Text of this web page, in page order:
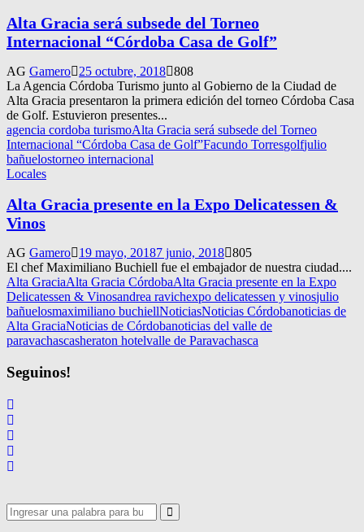
Alta Gracia será subsede del Torneo
Internacional “Córdoba Casa de Golf”
AG Gamero 25 octubre, 2018 808
La Agencia Córdoba Turismo junto al Gobierno de la Ciudad de
Alta Gracia presentaron la primera edición del torneo Córdoba Casa
de Golf. Estuvieron presentes...
agencia cordoba turismoAlta Gracia será subsede del Torneo
Internacional “Córdoba Casa de Golf”Facundo Torresgolfjulio
bañuelostorneo internacional
Locales
Alta Gracia presente en la Expo Delicatessen &
Vinos
AG Gamero 19 mayo, 20187 junio, 2018 805
El chef Maximiliano Buchiell fue el embajador de nuestra ciudad....
Alta GraciaAlta Gracia CórdobaAlta Gracia presente en la Expo
Delicatessen & Vinosandrea ravichexpo delicatessen y vinosjulio
bañuelosmaximiliano buchiellNoticiasNoticias Córdobanoticias de
Alta GraciaNoticias de Córdobanoticias del valle de
paravachascasheraton hotelvalle de Paravachasca
Seguinos!
Search
for:
Search